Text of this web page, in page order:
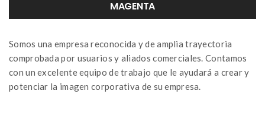
MAGENTA
Somos una empresa reconocida y de amplia trayectoria
comprobada por usuarios y aliados comerciales. Contamos
con un excelente equipo de trabajo que le ayudará a crear y
potenciar la imagen corporativa de su empresa.